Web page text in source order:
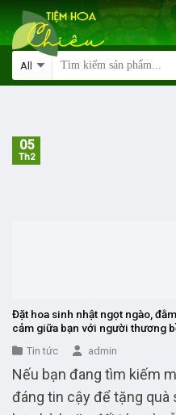
Skip
to
content
Đặt hoa sinh nhật ngọt ngào,
cảm giữa bạn với người thương
Tin tức admin
Nếu bạn đang tìm kiếm
đáng tin cậy để tặng quà
05
Th2